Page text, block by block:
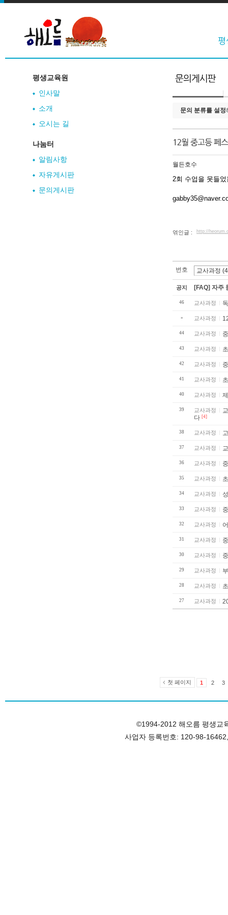
평생교육원
인사말
소개
오시는 길
나눔터
알림사항
자유게시판
문의게시판
문의 분류를 설정
월든호수
2회 수업을 못들
엮인글 : http://
번호
공지 [FAQ] 자주
46 교사과정
» 교사과정
44 교사과정
43 교사과정
42 교사과정
41 교사과정
40 교사과정
39 교사과정
교
다 [4]
38 교사과정
37 교사과정
36 교사과정
35 교사과정
34 교사과정
33 교사과정
32 교사과정
31 교사과정
30 교사과정
29 교사과정
28 교사과정
27 교사과정
첫 페이지 1 2 3
©1994-2012 해오름 평생교
사업자 등록번호: 120-98-